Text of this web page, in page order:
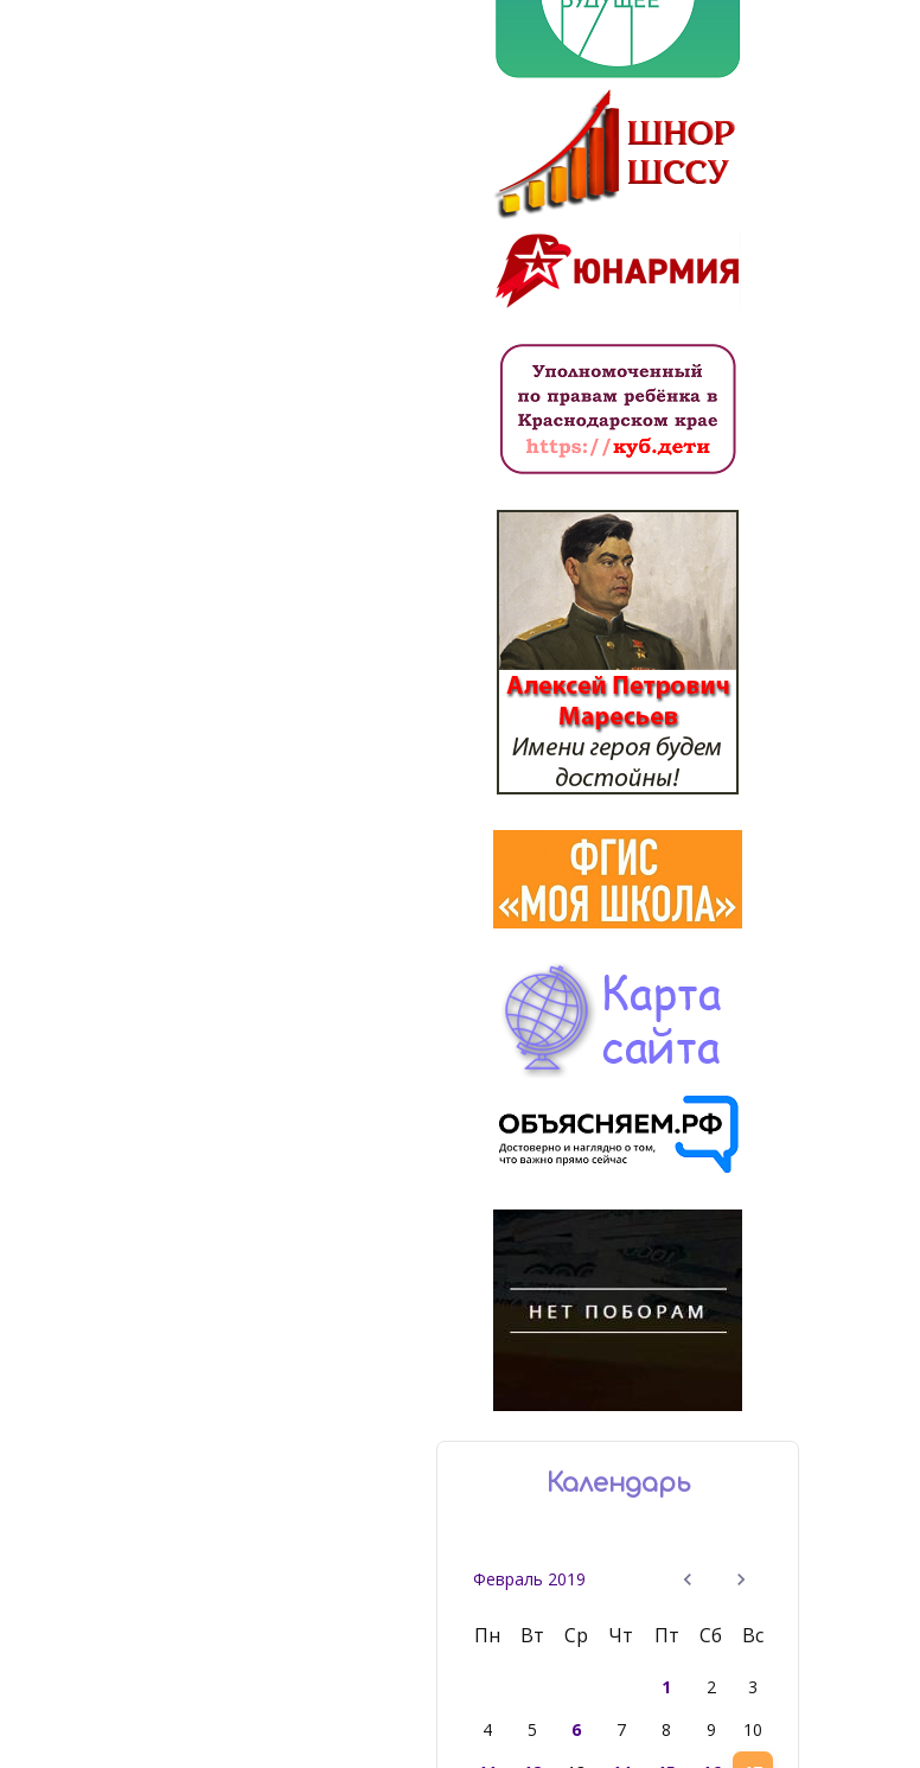
Календарь
Февраль 2019
Пн Вт Ср Чт Пт Сб Вс
1 2
3
4
5 6 7 8 9
10